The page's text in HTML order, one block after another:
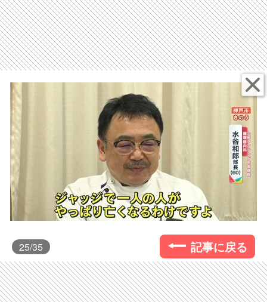
25/35 記事に戻る